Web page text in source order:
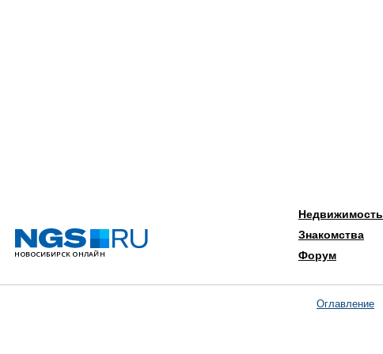
Недвижимость
Знакомства
Форум
Оглавление